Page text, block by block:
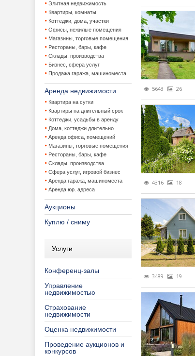
Элитная недвижимость
Квартиры, комнаты
Коттеджи, дома, участки
Офисы, нежилые помещения
Магазины, торговые помещения
Рестораны, бары, кафе
Склады, производства
Бизнес, сфера услуг
Продажа гаража, машиноместа
Аренда недвижимости
Квартира на сутки
Квартиры на длительный срок
Коттеджи, усадьбы в аренду
Дома, коттеджи длительно
Аренда офиса, помещений
Магазины, торговые помещения
Рестораны, бары, кафе
Склады, производства
Сфера услуг, игровой бизнес
Аренда гаража, машиноместа
Аренда юр. адреса
Аукционы
Куплю / сниму
Услуги
Конференц-залы
Управление
недвижимостью
Страхование
недвижимости
Оценка недвижимости
Проведение аукционов и
конкурсов
ПО
5643 26
4316 18
3489 19